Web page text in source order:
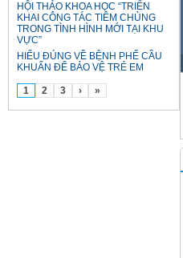
HỘI THẢO KHOA HỌC “TRIỂN
KHAI CÔNG TÁC TIÊM CHỦNG
TRONG TÌNH HÌNH MỚI TẠI KHU
VỰC”
HIỂU ĐÚNG VỀ BỆNH PHẾ CẦU
KHUẨN ĐỂ BẢO VỆ TRẺ EM
1 2 3 › »